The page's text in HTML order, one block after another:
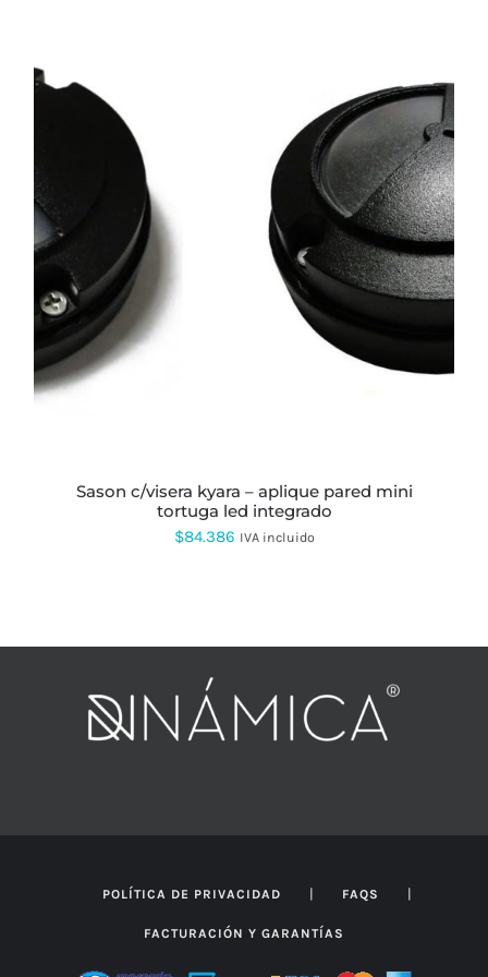
sason c/visera kyara – aplique pared mini
tortuga led integrado
$84.386 IVA incluido
POLÍTICA DE PRIVACIDAD | FAQS |
FACTURACIÓN Y GARANTÍAS